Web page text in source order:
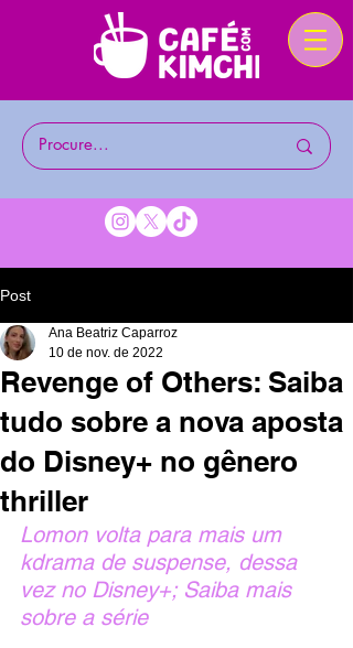
Post
Revenge of Others: Saiba
tudo sobre a nova aposta
do Disney+ no gênero
thriller
Ana Beatriz Caparroz
10 de nov. de 2022
Lomon volta para mais um
kdrama de suspense, dessa
vez no Disney+; Saiba mais
sobre a série